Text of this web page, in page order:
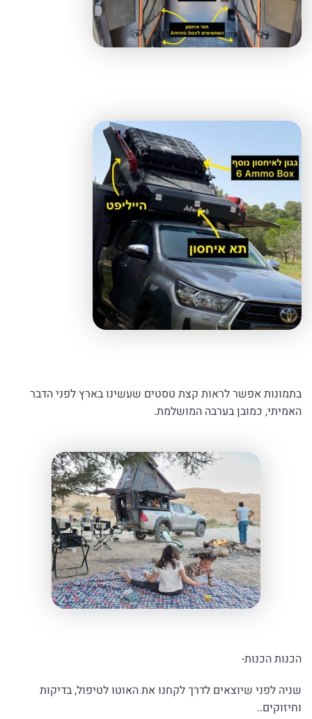
בתמונות אפשר לראות קצת טסטים שעשינו בארץ לפני הדבר
האמיתי, כמובן בערבה המושלמת.
הכנות הכנות-
שניה לפני שיוצאים לדרך לקחנו את האוטו לטיפול, בדיקות
וחיזוקים..